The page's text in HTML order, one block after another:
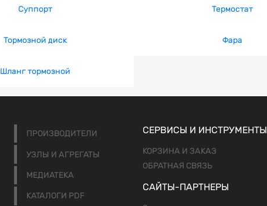
Суппорт Термостат
Тормозной диск Фара
Шланг тормозной
ПРОИЗВОДИТЕЛИ
УЗЛЫ И АГРЕГАТЫ
МЕДИАТЕКА
КАТАЛОГИ PDF
СЕРВИСЫ И ИНСТРУМЕНТЫ
КОРЗИНА И ЗАКАЗ
ОБРАТНАЯ СВЯЗЬ
САЙТЫ-ПАРТНЕРЫ